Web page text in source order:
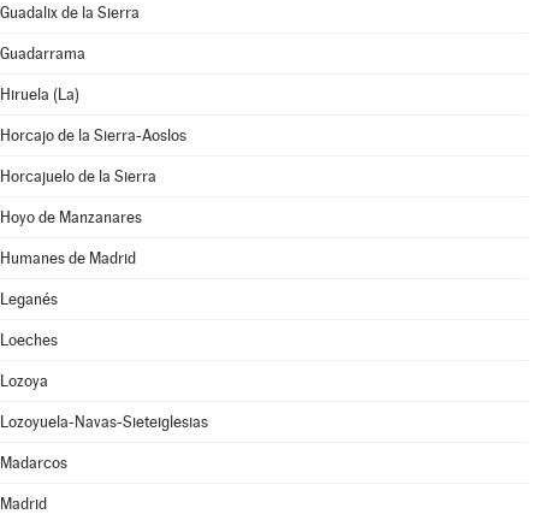
Guadalix de la Sierra
Guadarrama
Hiruela (La)
Horcajo de la Sierra-Aoslos
Horcajuelo de la Sierra
Hoyo de Manzanares
Humanes de Madrid
Leganés
Loeches
Lozoya
Lozoyuela-Navas-Sieteiglesias
Madarcos
Madrid